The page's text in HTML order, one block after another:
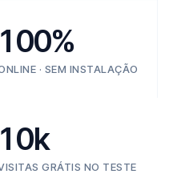
100%
· SEM INSTALAÇÃO
10k
GRÁTIS NO TESTE